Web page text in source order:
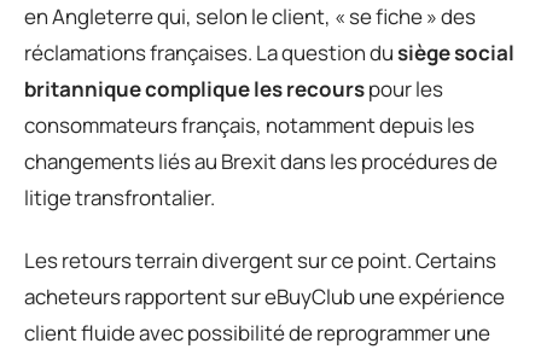
en Angleterre qui, selon le client, « se fiche » des
réclamations françaises. La question dusiège social
britannique complique les recourspour les
consommateurs français, notamment depuis les
changements liés au Brexit dans les procédures de
litige transfrontalier.
Les retours terrain divergent sur ce point. Certains
acheteurs rapportent sur eBuyClub une expérience
client fluide avec possibilité de reprogrammer une